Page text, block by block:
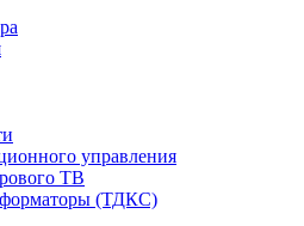
управления
ТВ
(ТДКС)